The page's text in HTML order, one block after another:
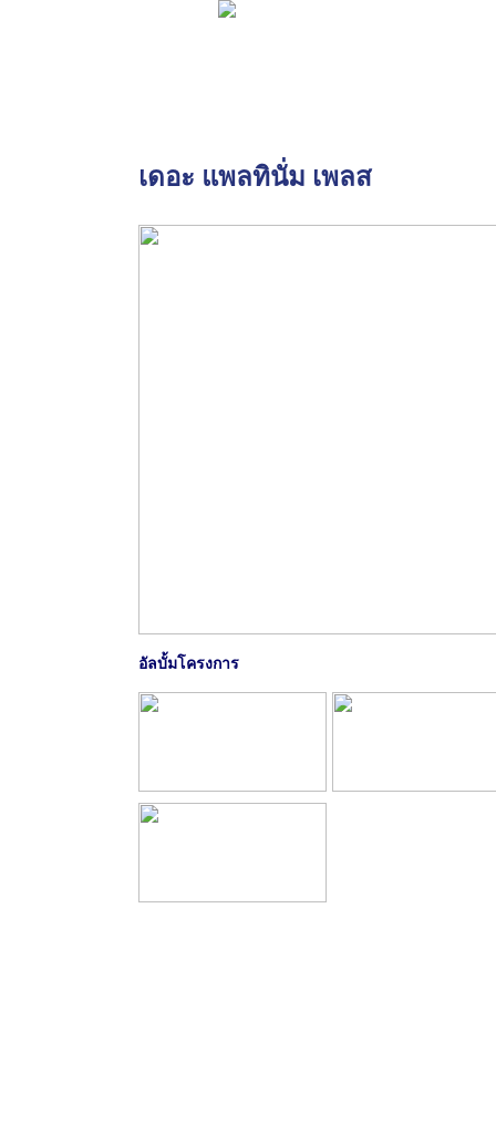
เดอะ แพลทินั่ม เพลส
อัลบั้มโครงการ